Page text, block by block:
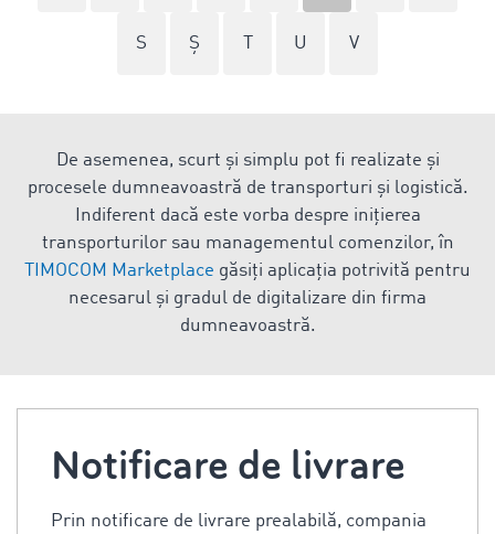
S Ş U V
De asemenea, scurt și simplu pot fi realizate și
procesele dumneavoastră de transporturi și logistică.
Indiferent dacă este vorba despre inițierea
transporturilor sau managementul comenzilor, în
TIMOCOM Marketplace găsiți aplicația potrivită pentru
necesarul și gradul de digitalizare din firma
dumneavoastră.
Notificare de livrare
Prin notificare de livrare prealabilă, compania